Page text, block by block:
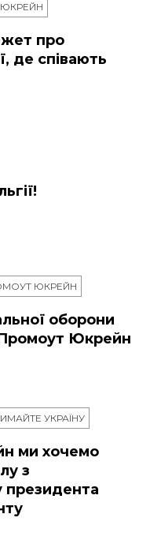
про
де співають
ЮКРЕЙН
оборони
Промоут Юкрейн
УКРАЇНУ
ми хочемо
з
президента